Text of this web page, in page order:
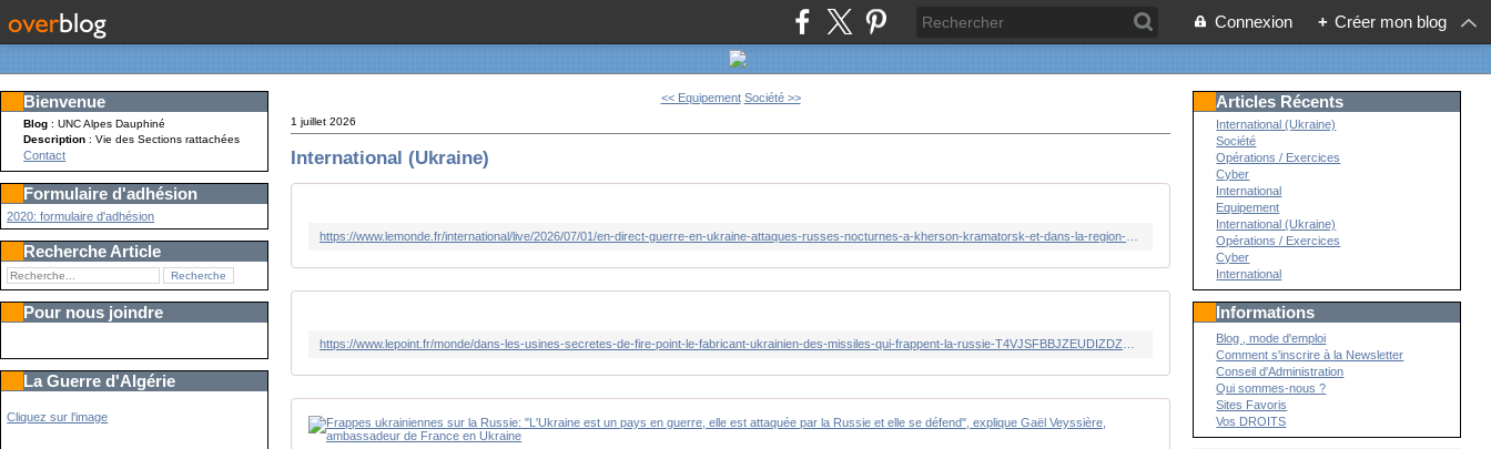
Connexion + Créer mon blog
Bienvenue
Blog : UNC Alpes Dauphiné
Description: Vie des Sections rattachées
Contact
Formulaire d'adhésion
2020: formulaire d'adhésion
Recherche Article
Pour nous joindre
La Guerre d'Algérie
Cliquez sur l'image
<< Equipement Société >>
1 juillet 2026
International (Ukraine)
Articles Récents
International (Ukraine)
Société
Opérations / Exercices
Cyber
International
Equipement
International (Ukraine)
Opérations / Exercices
Cyber
International
Informations
Blog , mode d'emploi
Comment s'inscrire à la Newsletter
Conseil d'Administration
Qui sommes-nous ?
Sites Favoris
Vos DROITS